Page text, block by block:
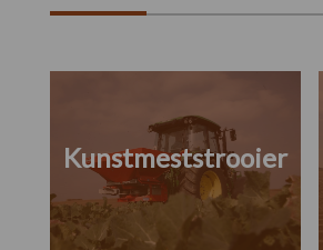
Kunstmeststrooier